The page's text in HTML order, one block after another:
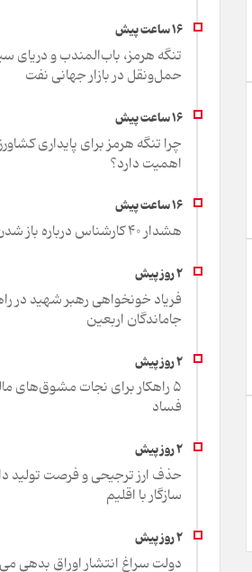
تنگه هرمز، باب‌المندب و دریای
حمل‌ونقل در بازار جهانی نفت
چرا تنگه هرمز برای پایداری
اهمیت دارد؟
هشدار 40 کارشناس درباره باز شدن تنگه هرمز
فریاد خونخواهی رهبر شهید در
جاماندگان اربعین
۵ راهکار برای نجات مشوق‌های
فساد
حذف ارز ترجیحی و فرصت تولید
سازگار با اقلیم
دولت سراغ انتشار اوراق بدهی